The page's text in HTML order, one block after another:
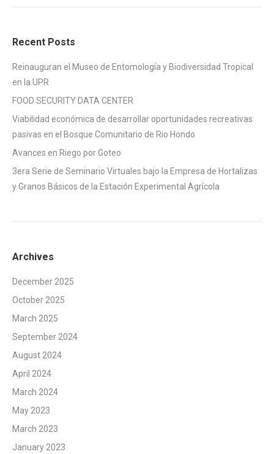
Recent Posts
Reinauguran el Museo de Entomología y Biodiversidad Tropical
en la UPR
FOOD SECURITY DATA CENTER
Viabilidad económica de desarrollar oportunidades recreativas
pasivas en el Bosque Comunitario de Rio Hondo
Avances en Riego por Goteo
3era Serie de Seminario Virtuales bajo la Empresa de Hortalizas
y Granos Básicos de la Estación Experimental Agrícola
Archives
December 2025
October 2025
March 2025
September 2024
August 2024
April 2024
March 2024
May 2023
March 2023
January 2023